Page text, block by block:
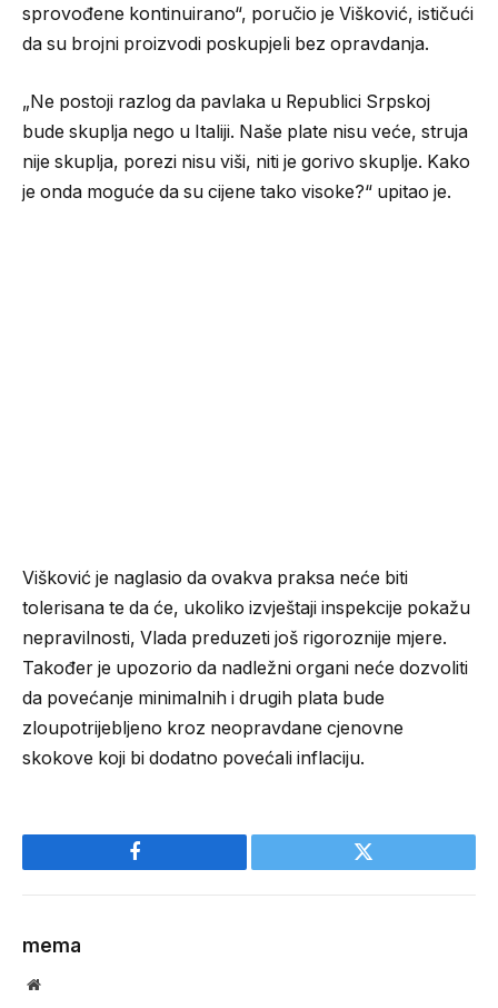
sprovođene kontinuirano“, poručio je Višković, ističući
da su brojni proizvodi poskupjeli bez opravdanja.
„Ne postoji razlog da pavlaka u Republici Srpskoj
bude skuplja nego u Italiji. Naše plate nisu veće, struja
nije skuplja, porezi nisu viši, niti je gorivo skuplje. Kako
je onda moguće da su cijene tako visoke?“ upitao je.
Višković je naglasio da ovakva praksa neće biti
tolerisana te da će, ukoliko izvještaji inspekcije pokažu
nepravilnosti, Vlada preduzeti još rigoroznije mjere.
Također je upozorio da nadležni organi neće dozvoliti
da povećanje minimalnih i drugih plata bude
zloupotrijebljeno kroz neopravdane cjenovne
skokove koji bi dodatno povećali inflaciju.
Facebook Twitter
mema
Website